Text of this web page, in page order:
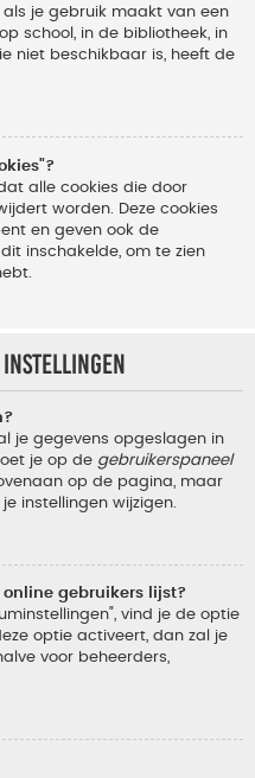
je gebruik maakt van een
school, in de bibliotheek, in
niet beschikbaar is, heeft de
alle cookies die door
worden. Deze cookies
en geven ook de
inschakelde, om te zien
je gegevens opgeslagen in
je op de gebruikerspaneel
op de pagina, maar
instellingen wijzigen.
gebruikers lijst?
vind je de optie
optie activeert, dan zal je
voor beheerders,